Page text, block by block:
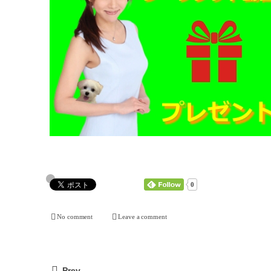
0
No comment Leave a comment